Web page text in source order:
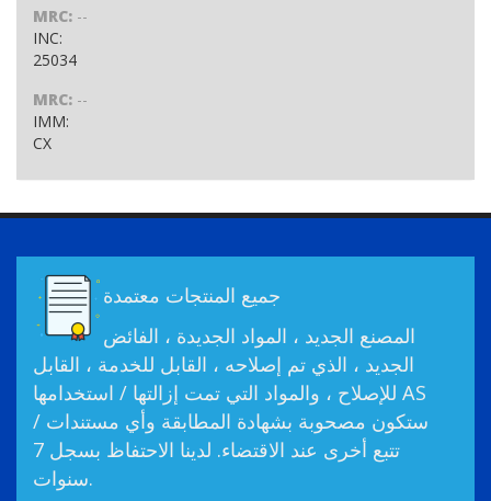
MRC: --
INC:
25034
MRC: --
IMM:
CX
جميع المنتجات معتمدة
المصنع الجديد ، المواد الجديدة ، الفائض
الجديد ، الذي تم إصلاحه ، القابل للخدمة ، القابل
للإصلاح ، والمواد التي تمت إزالتها / استخدامها AS
ستكون مصحوبة بشهادة المطابقة وأي مستندات /
تتبع أخرى عند الاقتضاء. لدينا الاحتفاظ بسجل 7
سنوات.